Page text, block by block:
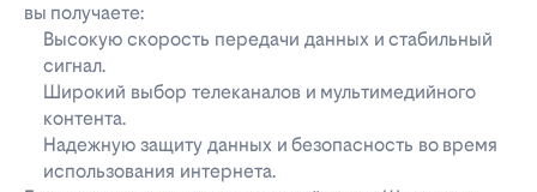
вы получаете:
Высокую скорость передачи данных и стабильный
сигнал.
Широкий выбор телеканалов и мультимедийного
контента.
Надежную защиту данных и безопасность во время
использования интернета.